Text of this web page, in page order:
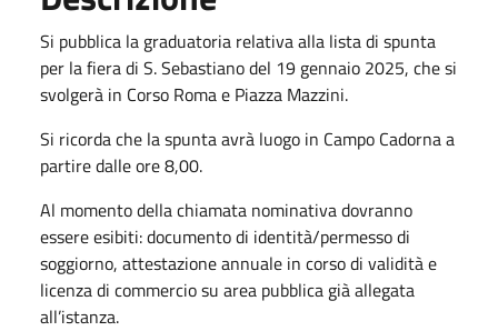
Si pubblica la graduatoria relativa alla lista di spunta
per la fiera di S. Sebastiano del 19 gennaio 2025, che si
svolgerà in Corso Roma e Piazza Mazzini.
Si ricorda che la spunta avrà luogo in Campo Cadorna a
partire dalle ore 8,00.
Al momento della chiamata nominativa dovranno
essere esibiti: documento di identità/permesso di
soggiorno, attestazione annuale in corso di validità e
licenza di commercio su area pubblica già allegata
all’istanza.